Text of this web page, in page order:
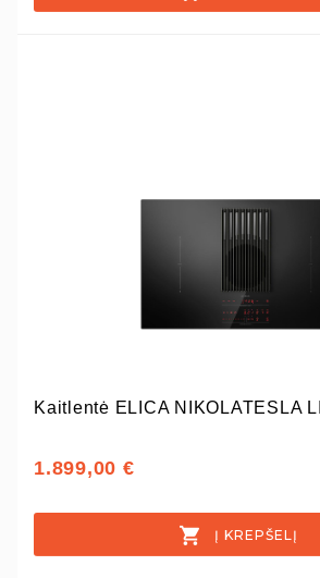
Kaitlentė ELICA NIKOLATESLA
1.899,00 €
Į KREPŠELĮ